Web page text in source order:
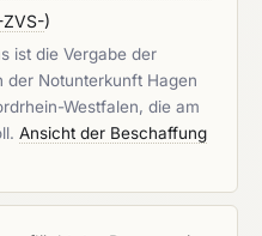
)
ist die Vergabe der
der Notunterkunft Hagen
Westfalen, die am
Ansicht der Beschaffung